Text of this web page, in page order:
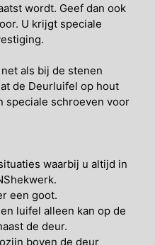
wordt. Geef dan ook
U krijgt speciale
als bij de stenen
de Deurluifel op hout
speciale schroeven voor
waarbij u altijd in
een goot.
luifel alleen kan op de
de deur.
boven de deur